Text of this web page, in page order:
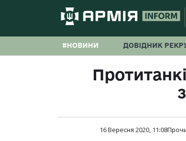
#НОВИНИ ДОВІДНИК
16 Вересня 2020, 11:08